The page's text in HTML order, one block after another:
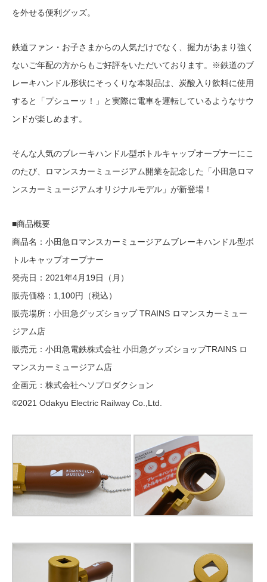
を外せる便利グッズ。
鉄道ファン・お子さまからの人気だけでなく、握力があまり強く
ないご年配の方からもご好評をいただいております。※鉄道のブ
レーキハンドル形状にそっくりな本製品は、炭酸入り飲料に使用
すると「プシューッ！」と実際に電車を運転しているようなサウ
ンドが楽しめます。
そんな人気のブレーキハンドル型ボトルキャップオープナーにこ
のたび、ロマンスカーミュージアム開業を記念した「小田急ロマ
ンスカーミュージアムオリジナルモデル」が新登場！
■商品概要
商品名：小田急ロマンスカーミュージアムブレーキハンドル型ボ
トルキャップオープナー
発売日：2021年4月19日（月）
販売価格：1,100円（税込）
販売場所：小田急グッズショップ TRAINS ロマンスカーミュー
ジアム店
販売元：小田急電鉄株式会社 小田急グッズショップTRAINS ロ
マンスカーミュージアム店
企画元：株式会社ヘソプロダクション
©2021 Odakyu Electric Railway Co.,Ltd.